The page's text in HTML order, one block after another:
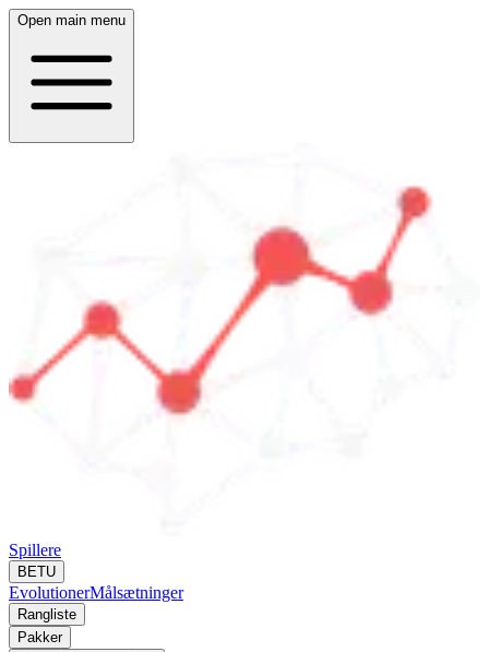
Open main menu
Spillere
BETU
EvolutionerMålsætninger
Rangliste
Pakker